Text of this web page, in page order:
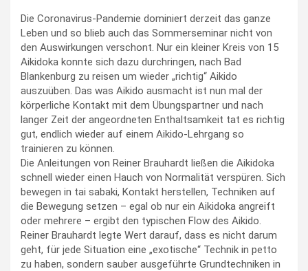
Die Coronavirus-Pandemie dominiert derzeit das ganze
Leben und so blieb auch das Sommerseminar nicht von
den Auswirkungen verschont. Nur ein kleiner Kreis von 15
Aikidoka konnte sich dazu durchringen, nach Bad
Blankenburg zu reisen um wieder „richtig“ Aikido
auszuüben. Das was Aikido ausmacht ist nun mal der
körperliche Kontakt mit dem Übungspartner und nach
langer Zeit der angeordneten Enthaltsamkeit tat es richtig
gut, endlich wieder auf einem Aikido-Lehrgang so
trainieren zu können.
Die Anleitungen von Reiner Brauhardt ließen die Aikidoka
schnell wieder einen Hauch von Normalität verspüren. Sich
bewegen in tai sabaki, Kontakt herstellen, Techniken auf
die Bewegung setzen – egal ob nur ein Aikidoka angreift
oder mehrere – ergibt den typischen Flow des Aikido.
Reiner Brauhardt legte Wert darauf, dass es nicht darum
geht, für jede Situation eine „exotische“ Technik in petto
zu haben, sondern sauber ausgeführte Grundtechniken in